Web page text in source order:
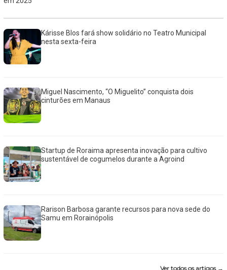
Kárisse Blos fará show solidário no Teatro Municipal
nesta sexta-feira
Miguel Nascimento, “O Miguelito” conquista dois
cinturões em Manaus
Startup de Roraima apresenta inovação para cultivo
sustentável de cogumelos durante a Agroind
Rarison Barbosa garante recursos para nova sede do
Samu em Rorainópolis
Ver todos os artigos →